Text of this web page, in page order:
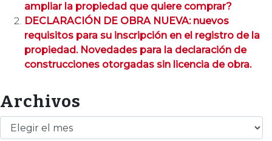
ampliar la propiedad que quiere comprar?
DECLARACIÓN DE OBRA NUEVA: nuevos
requisitos para su inscripción en el registro de la
propiedad. Novedades para la declaración de
construcciones otorgadas sin licencia de obra.
Archivos
Archivos